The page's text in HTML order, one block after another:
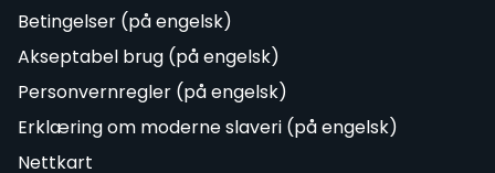
Betingelser (på engelsk)
Akseptabel brug (på engelsk)
Personvernregler (på engelsk)
Erklæring om moderne slaveri (på engelsk)
Nettkart